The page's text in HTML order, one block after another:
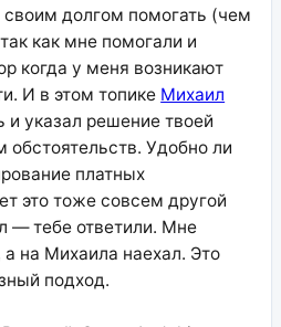
своим долгом помогать (чем
как мне помогали и
когда у меня возникают
И в этом топике Михаил
указал решение твоей
Удобно ли
платных
это тоже совсем другой
— тебе ответили. Мне
а на Михаила наехал. Это
подход.